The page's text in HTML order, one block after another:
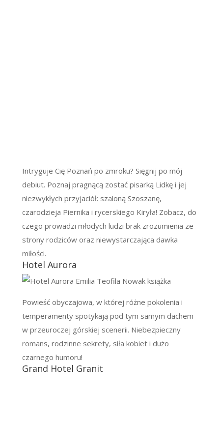
Intryguje Cię Poznań po zmroku? Sięgnij po mój
debiut. Poznaj pragnącą zostać pisarką Lidkę i jej
niezwykłych przyjaciół: szaloną Szoszanę,
czarodzieja Piernika i rycerskiego Kiryła! Zobacz, do
czego prowadzi młodych ludzi brak zrozumienia ze
strony rodziców oraz niewystarczająca dawka
miłości.
Hotel Aurora
Powieść obyczajowa, w której różne pokolenia i
temperamenty spotykają pod tym samym dachem
w przeuroczej górskiej scenerii. Niebezpieczny
romans, rodzinne sekrety, siła kobiet i dużo
czarnego humoru!
Grand Hotel Granit